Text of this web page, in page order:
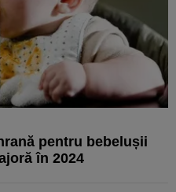
pentru bebelușii
în 2024